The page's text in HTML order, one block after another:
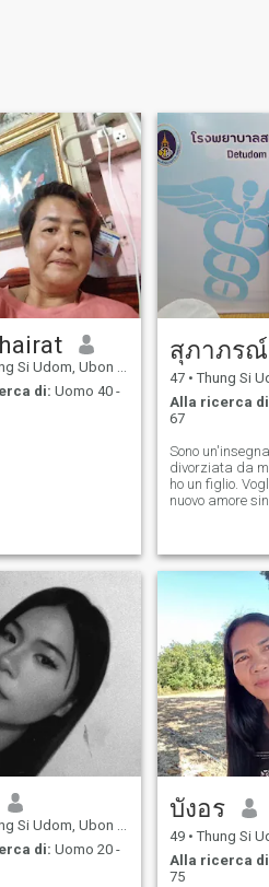
Ubon Ratchathani, Thailandia
di: Uomo 40 -
สุภาภรณ์
47 • Thung Si Udom, Ubon
Alla ricerca
67
Sono
divorziata da
ho un figlio.
nuovo amore
Ubon Ratchathani, Thailandia
di: Uomo 20 -
บังอร
49 • Thung Si Udom, Ubon
Alla ricerca
75